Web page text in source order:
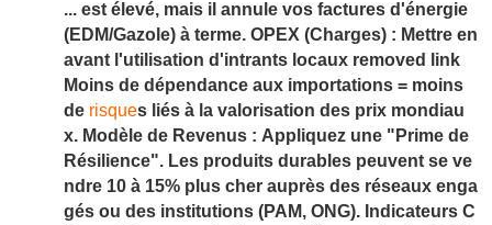
... est élevé, mais il annule vos factures d'énergie
(EDM/Gazole) à terme. OPEX (Charges) : Mettre en
avant l'utilisation d'intrants locaux removed link
Moins de dépendance aux importations = moins
de risques liés à la valorisation des prix mondiau
x. Modèle de Revenus : Appliquez une "Prime de
Résilience". Les produits durables peuvent se ve
ndre 10 à 15% plus cher auprès des réseaux enga
gés ou des institutions (PAM, ONG). Indicateurs C